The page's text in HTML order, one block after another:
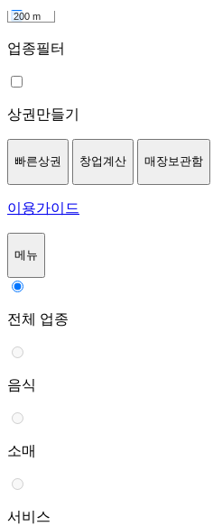
200 m
업종필터
상권만들기
빠른상권 창업계산 매장보관함
이용가이드
메뉴
전체 업종
음식
소매
서비스